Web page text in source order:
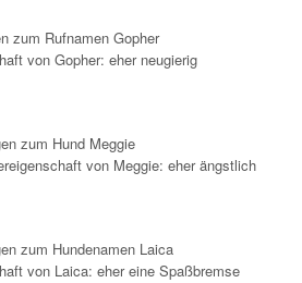
zum Rufnamen Gopher
von Gopher: eher neugierig
zum Hund Meggie
von Meggie: eher ängstlich
zum Hundenamen Laica
von Laica: eher eine Spaßbremse